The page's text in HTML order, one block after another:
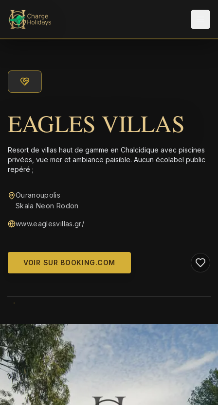
EAGLES VILLAS
Resort de villas haut de gamme en Chalcidique avec piscines
privées, vue mer et ambiance paisible. Aucun écolabel public
repéré ;
Ouranoupolis
Skala Neon Rodon
www.eaglesvillas.gr/
VOIR SUR BOOKING.COM